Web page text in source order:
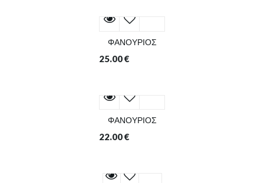
ΦΑΝΟΥΡΙΟΣ
25.00€
ΦΑΝΟΥΡΙΟΣ
22.00€